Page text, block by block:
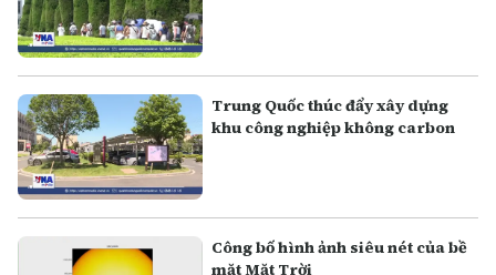
Trung Quốc thúc đẩy xây dựng
khu công nghiệp không carbon
Công bố hình ảnh siêu nét của bề
mặt Mặt Trời